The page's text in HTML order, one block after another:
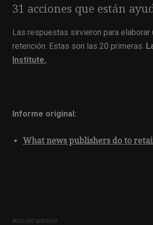
31 acciones que están
Las respuestas sirvieron para
retención. Estas son las 20 primeras.
Institute.
Informe original:
What news publishers do to
Artículo anterior